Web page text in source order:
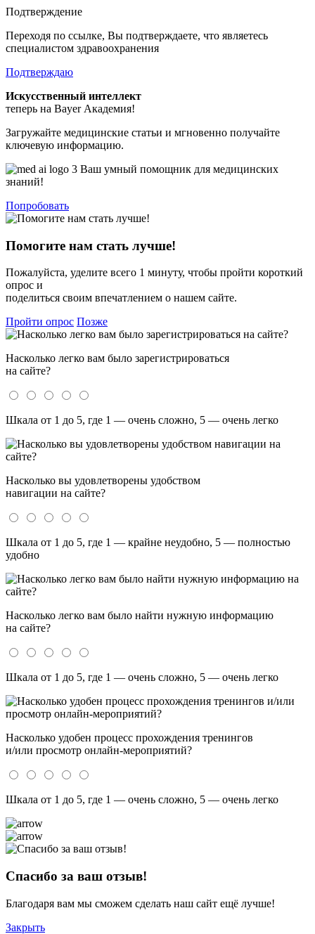
Подтверждение
Переходя по ссылке, Вы подтверждаете, что являетесь
специалистом здравоохранения
Подтверждаю
Искусственный интеллект
теперь на Bayer Академия!
Загружайте медицинские статьи и мгновенно получайте
ключевую информацию.
Ваш умный помощник для медицинских
знаний!
Попробовать
Помогите нам стать лучше!
Пожалуйста, уделите всего 1 минуту, чтобы пройти короткий
опрос и
поделиться своим впечатлением о нашем сайте.
Пройти опрос Позже
Насколько легко вам было зарегистрироваться
на сайте?
Шкала от 1 до 5, где 1 — очень сложно, 5 — очень легко
Насколько вы удовлетворены удобством
навигации на сайте?
Шкала от 1 до 5, где 1 — крайне неудобно, 5 — полностью
удобно
Насколько легко вам было найти нужную информацию
на сайте?
Шкала от 1 до 5, где 1 — очень сложно, 5 — очень легко
Насколько удобен процесс прохождения тренингов
и/или просмотр онлайн-мероприятий?
Шкала от 1 до 5, где 1 — очень сложно, 5 — очень легко
Спасибо за ваш отзыв!
Благодаря вам мы сможем сделать наш сайт ещё лучше!
Закрыть